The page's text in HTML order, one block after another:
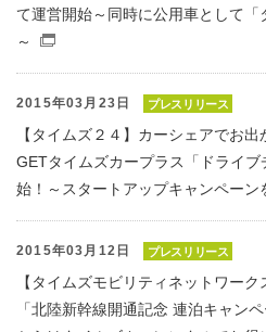
て運営開始～同時に公用車として
～
2015年03月23日 プレスリリース
【タイムズ２４】カーシェアでお
GETタイムズカープラス「ドライ
始！～スタートアップキャンペーン
2015年03月12日 プレスリリース
【タイムズモビリティネットワー
「北陸新幹線開通記念 連泊キャン